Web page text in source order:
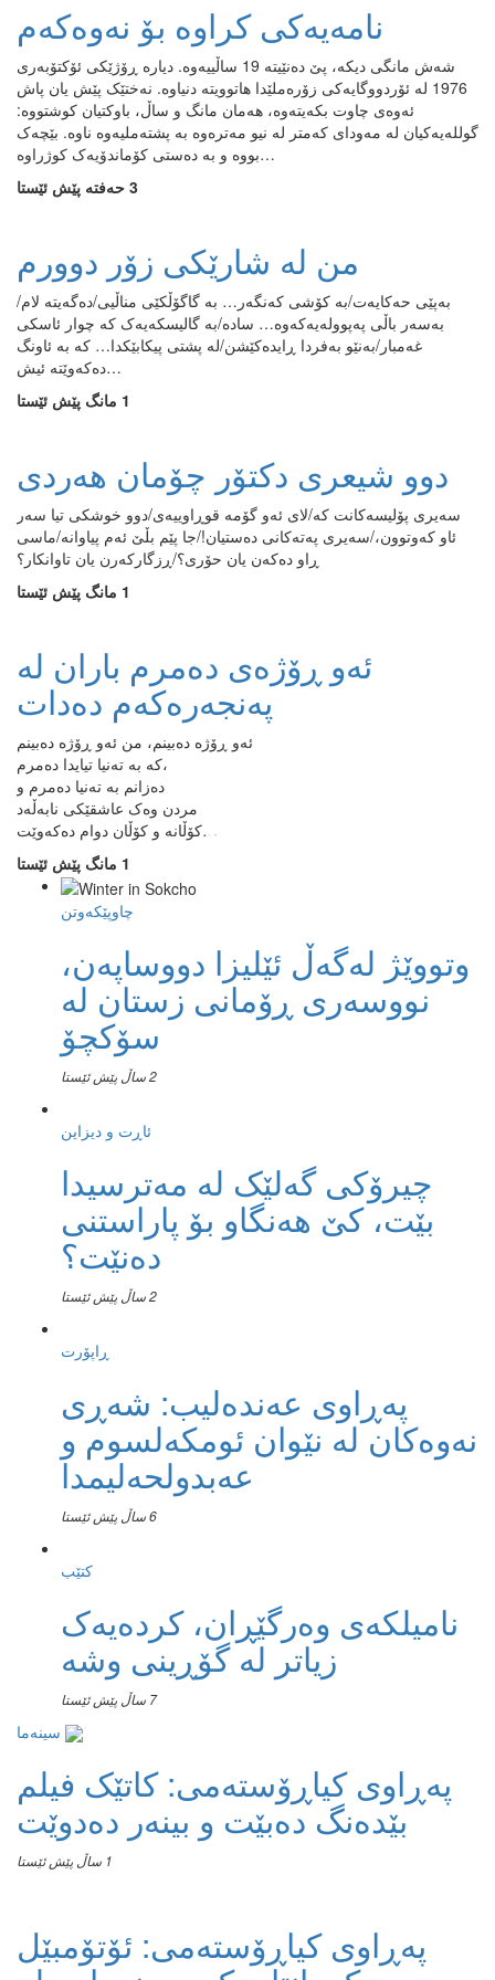
نامەیەکی کراوە بۆ نەوەکەم
شەش مانگی دیکە، پێ دەنێیتە 19 ساڵییەوە. دیارە ڕۆژێکی ئۆکتۆبەری
1976 لە ئۆردووگایەکی زۆرەملێدا هاتوویتە دنیاوە. نەختێک پێش یان پاش
ئەوەی چاوت بکەیتەوە، هەمان مانگ و ساڵ، باوکتیان کوشتووە:
گوللەیەکیان لە مەودای کەمتر لە نیو مەترەوە بە پشتەملیەوە ناوە. بێچەک
بووە و بە دەستی کۆماندۆیەک کوژراوە…
3 حەفتە پێش ئێستا
من له‌ شارێکی زۆر دوورم
به‌پێی حه‌کایه‌ت/به‌ کۆشی که‌نگه‌ر‌‌… به‌ گاگۆڵکێی مناڵیی/ده‌گه‌یته‌ لام/
به‌سه‌ر باڵی په‌پووله‌یه‌که‌وه‌‌… ساده‌/به‌ گالیسکه‌یه‌ک که‌ چوار ئاسکی
غه‌مبار/به‌نێو به‌فردا ڕایده‌کێشن/له‌ پشتی پیکابێکدا… که‌ به‌ ئاونگ
ده‌که‌وێته‌ ئیش…
1 مانگ پێش ئێستا
دوو شیعری دکتۆر چۆمان هەردی
سەیری پۆلیسەکانت کە/لای ئەو گۆمە قوڕاوییەی/دوو خوشکی تیا سەر
ئاو کەوتوون،/سەیری پەتەکانی دەستیان!/جا پێم بڵێ ئەم پیاوانە/ماسی
ڕاو دەکەن یان حۆری؟/ڕزگارکەرن یان تاوانکار؟
1 مانگ پێش ئێستا
ئەو ڕۆژەی دەمرم باران لە
پەنجەرەکەم دەدات
ئەو ڕۆژە دەبینم، من ئەو ڕۆژە دەبینم
کە بە تەنیا تیایدا دەمرم،
دەزانم بە تەنیا دەمرم و
مردن وەک عاشقێکی نابەڵەد
کۆڵانە و کۆڵان دوام دەکەوێت…
1 مانگ پێش ئێستا
چاوپێکەوتن
وتووێژ لەگەڵ ئێلیزا دووساپەن،
نووسەری ڕۆمانی زستان لە
سۆکچۆ
2 ساڵ پێش ئێستا
ئاڕت و دیزاین
چیرۆکی گەلێک لە مەترسیدا
بێت، کێ هەنگاو بۆ پاراستنی
دەنێت؟
2 ساڵ پێش ئێستا
ڕاپۆرت
پەڕاوی عەندەلیب: شەڕی
نەوەکان لە نێوان ئومکەلسوم و
عەبدولحەلیمدا
6 ساڵ پێش ئێستا
کتێب
نامیلكه‌ی وەرگێڕان، کردەیەک
زیاتر لە گۆڕینی وشە
7 ساڵ پێش ئێستا
پەڕاوی کیاڕۆستەمی: کاتێک فیلم
بێدەنگ دەبێت و بینەر دەدوێت
1 ساڵ پێش ئێستا
پەڕاوی کیاڕۆستەمی: ئۆتۆمبێل